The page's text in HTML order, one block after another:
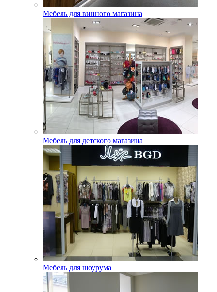
Мебель для винного магазина
Мебель для детского магазина
Мебель для шоурума